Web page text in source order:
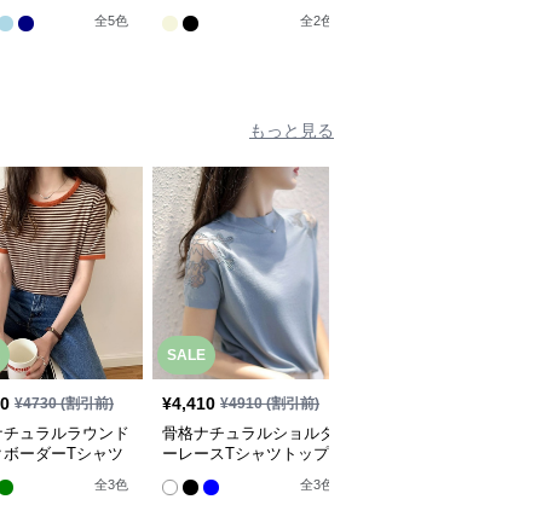
全5色 全2色
もっと見る
¥4730(割引前)
ュラルラウンド
ボーダーTシャツ
全3色
SALE
¥4,410 ¥4910(割引前)
骨格ナチュラルショルダ
ーレースTシャツトップ
全3色